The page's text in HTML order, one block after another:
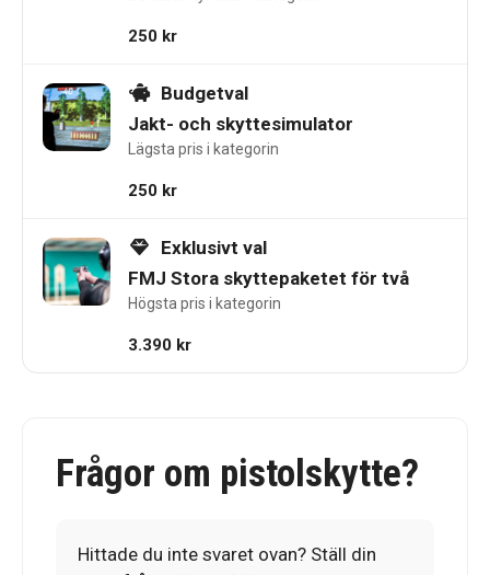
250 kr
Budgetval
Jakt- och skyttesimulator
Lägsta pris i kategorin
250 kr
Exklusivt val
FMJ Stora skyttepaketet för två
Högsta pris i kategorin
3.390 kr
Frågor om pistolskytte?
Hittade du inte svaret ovan? Ställ din